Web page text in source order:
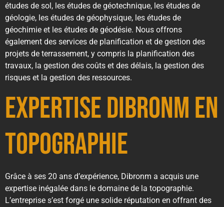
études de sol, les études de géotechnique, les études de
géologie, les études de géophysique, les études de
géochimie et les études de géodésie. Nous offrons
également des services de planification et de gestion des
projets de terrassement, y compris la planification des
travaux, la gestion des coûts et des délais, la gestion des
risques et la gestion des ressources.
Expertise Dibronm en
Topographie
Grâce à ses 20 ans d’expérience, Dibronm a acquis une
expertise inégalée dans le domaine de la topographie.
L’entreprise s’est forgé une solide réputation en offrant des